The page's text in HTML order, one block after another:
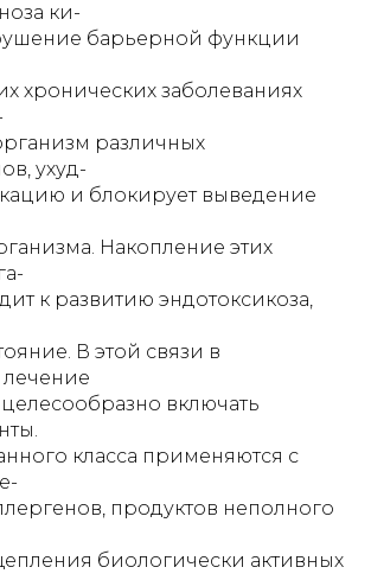
ки-
барьерной функции
хронических заболеваниях
различных
ухуд-
и блокирует выведение
Накопление этих
к развитию эндотоксикоза,
В этой связи в
включать
класса применяются с
продуктов неполного
биологически активных